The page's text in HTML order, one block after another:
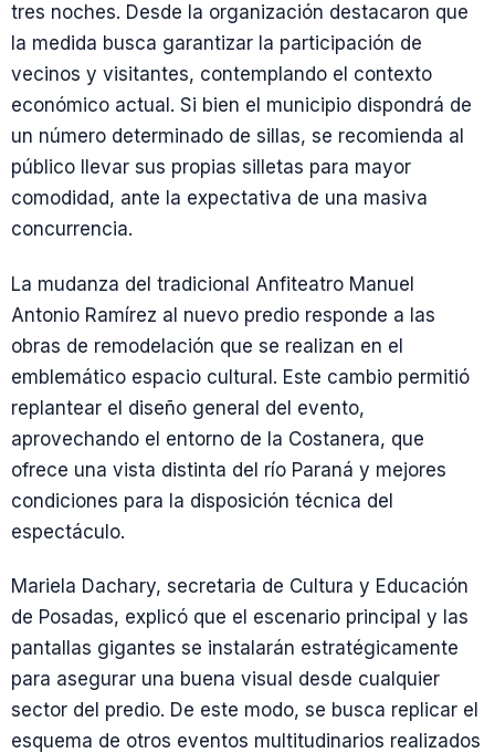
tres noches. Desde la organización destacaron que
la medida busca garantizar la participación de
vecinos y visitantes, contemplando el contexto
económico actual. Si bien el municipio dispondrá de
un número determinado de sillas, se recomienda al
público llevar sus propias silletas para mayor
comodidad, ante la expectativa de una masiva
concurrencia.
La mudanza del tradicional Anfiteatro Manuel
Antonio Ramírez al nuevo predio responde a las
obras de remodelación que se realizan en el
emblemático espacio cultural. Este cambio permitió
replantear el diseño general del evento,
aprovechando el entorno de la Costanera, que
ofrece una vista distinta del río Paraná y mejores
condiciones para la disposición técnica del
espectáculo.
Mariela Dachary, secretaria de Cultura y Educación
de Posadas, explicó que el escenario principal y las
pantallas gigantes se instalarán estratégicamente
para asegurar una buena visual desde cualquier
sector del predio. De este modo, se busca replicar el
esquema de otros eventos multitudinarios realizados